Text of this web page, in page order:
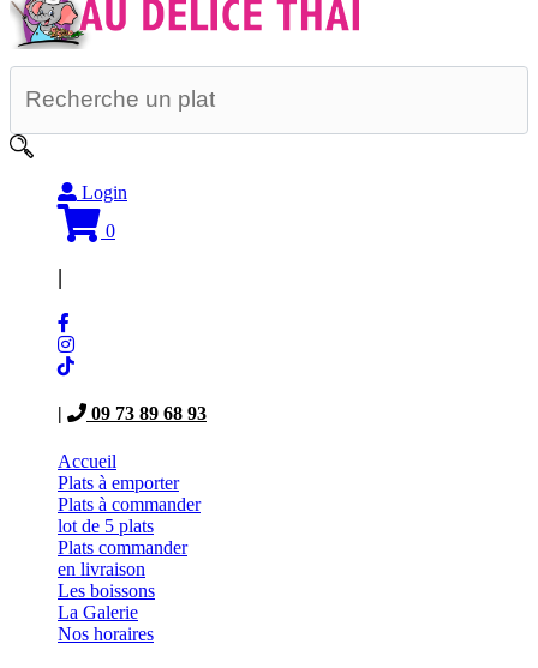
Login
0
|
| 09 73 89 68 93
Accueil
Plats à emporter
Plats à commander
lot de 5 plats
Plats commander
en livraison
Les boissons
La Galerie
Nos horaires